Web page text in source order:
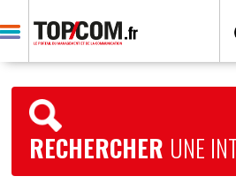
RECHERCHER UNE